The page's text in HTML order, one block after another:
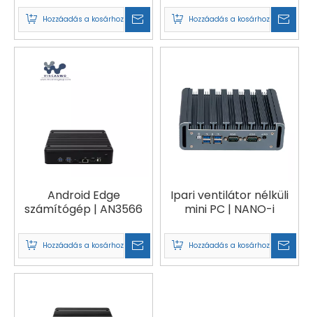
sorozat
Hozzáadás a kosárhoz Hozzáadás a kosárhoz
Android Edge
számítógép | AN3566
Hozzáadás a kosárhoz
Ipari ventilátor nélküli
mini PC | NANO-i
Hozzáadás a kosárhoz